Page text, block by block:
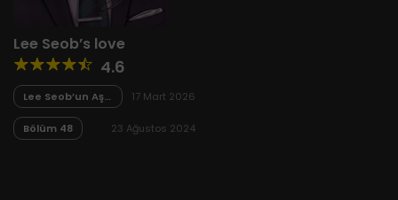
Lee Seob’s love
4.6
Lee Seob’un Aşkı
- Bölüm 48
17 Mart 2026
Bölüm 48 23 Ağustos 2024